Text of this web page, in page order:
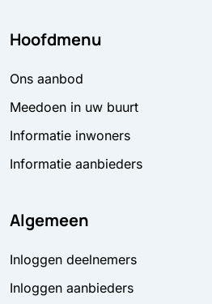
Hoofdmenu
Ons aanbod
Meedoen in uw buurt
Informatie inwoners
Informatie aanbieders
Algemeen
Inloggen deelnemers
Inloggen aanbieders